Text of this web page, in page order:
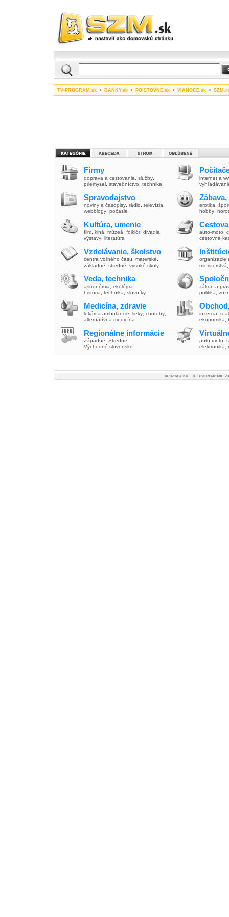
TV-PROGRAM.sk • BANKY.sk • POISTOVNE.sk • VIANOCE.sk •
Firmy
doprava a cestovanie služby
priemysel stavebníctvo technika
Spravodajstvo
noviny a časopisy rádio televízia
webblogy počasie
Kultúra, umenie
film kiná múzeá folklór, divadlá
výstavy literatúra
Vzdelávanie, školstvo
centrá voľného času materské
základné
stredné vysoké školy
Veda, technika
astronómia
ekológia
história
technika slovníky
Medicína, zdravie
lekári a ambulancie lieky choroby
alternatívna medicína
Regionálne informácie
Západné Stredné
Východné slovensko
internet a
erotika
hobby
auto-moto
cestovné
organizácie
ministerstvá
zákon a
politika
inzercia
ekonomika
auto moto
elektronika,